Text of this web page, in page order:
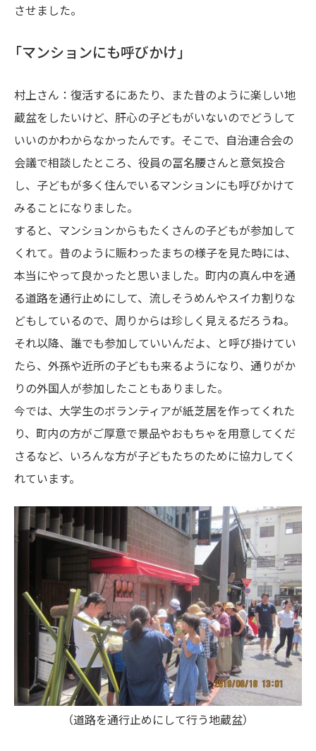
させました。
「マンションにも呼びかけ」
村上さん：復活するにあたり、また昔のように楽しい地
蔵盆をしたいけど、肝心の子どもがいないのでどうして
いいのかわからなかったんです。そこで、自治連合会の
会議で相談したところ、役員の冨名腰さんと意気投合
し、子どもが多く住んでいるマンションにも呼びかけて
みることになりました。
すると、マンションからもたくさんの子どもが参加して
くれて。昔のように賑わったまちの様子を見た時には、
本当にやって良かったと思いました。町内の真ん中を通
る道路を通行止めにして、流しそうめんやスイカ割りな
どもしているので、周りからは珍しく見えるだろうね。
それ以降、誰でも参加していいんだよ、と呼び掛けてい
たら、外孫や近所の子どもも来るようになり、通りがか
りの外国人が参加したこともありました。
今では、大学生のボランティアが紙芝居を作ってくれた
り、町内の方がご厚意で景品やおもちゃを用意してくだ
さるなど、いろんな方が子どもたちのために協力してく
れています。
（道路を通行止めにして行う地蔵盆）